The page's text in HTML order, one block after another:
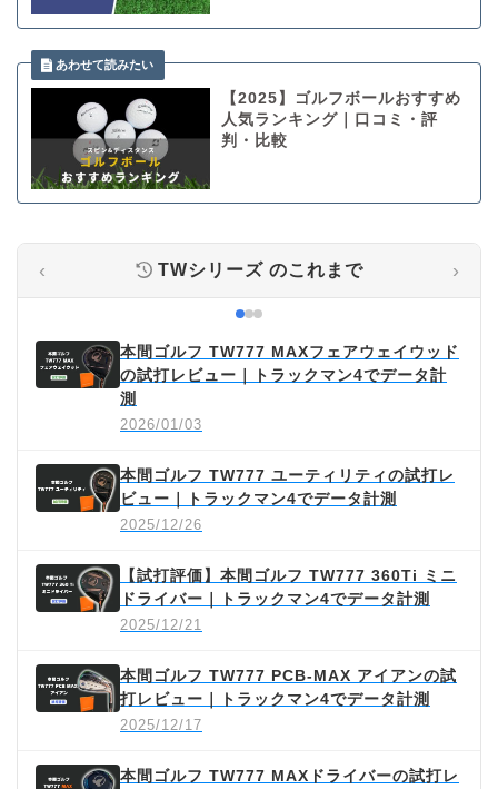
【2025】ゴルフボールおすすめ
人気ランキング｜口コミ・評
判・比較
‹ TWシリーズのこれまで ›
本間ゴルフ TW777 MAXフェアウェイウッド
の試打レビュー｜トラックマン4でデータ計
測
2026/01/03
本間ゴルフ TW777 ユーティリティの試打レ
ビュー｜トラックマン4でデータ計測
2025/12/26
【試打評価】本間ゴルフ TW777 360Ti ミニ
ドライバー｜トラックマン4でデータ計測
2025/12/21
本間ゴルフ TW777 PCB-MAX アイアンの試
打レビュー｜トラックマン4でデータ計測
2025/12/17
本間ゴルフ TW777 MAXドライバーの試打レ